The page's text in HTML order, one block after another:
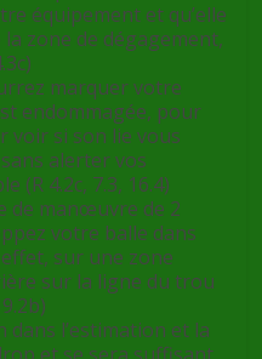
équipement et qu’elle
la zone de dégagement,
marquer votre
endommagée, pour
voir si son lie vous
alerter vos
(R 4.2c, 7.3, 16.4)
de manœuvre de 2
votre balle dans
sur une zone
sur la ligne du trou
dans l’estimation et la